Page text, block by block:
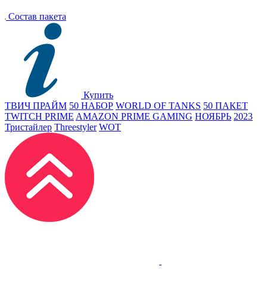
Состав пакета
Купить
ТВИЧ ПРАЙМ 50 НАБОР WORLD OF TANKS 50 ПАКЕТ
TWITCH PRIME AMAZON PRIME GAMING НОЯБРЬ 2023
Тристайлер Threestyler WOT